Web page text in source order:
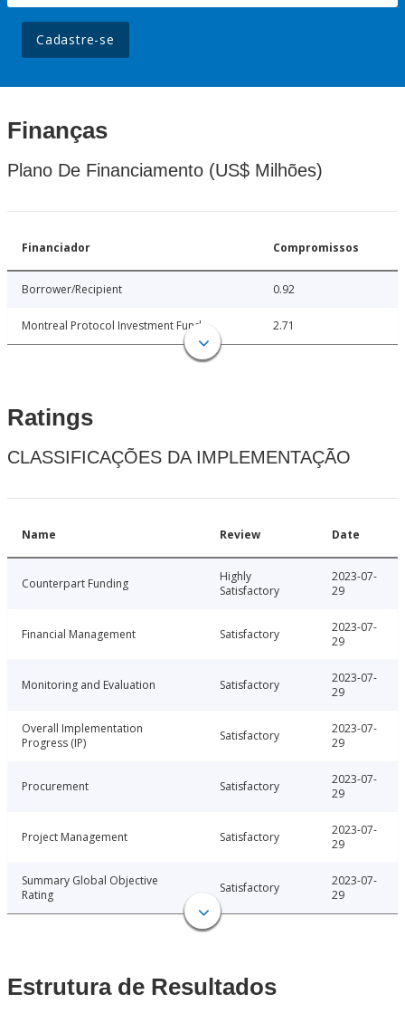
Cadastre-se
Finanças
Plano De Financiamento (US$ Milhões)
Financiador Compromissos
Borrower/Recipient 0.92
Montreal Protocol Investment Fund 2.71
Ratings
CLASSIFICAÇÕES DA IMPLEMENTAÇÃO
Name Review Date
Counterpart Funding
Highly
Satisfactory
2023-07-
29
Financial Management Satisfactory
2023-07-
29
Monitoring and Evaluation Satisfactory
2023-07-
29
Overall Implementation
Progress (IP)
Satisfactory
2023-07-
29
Procurement Satisfactory
2023-07-
29
Project Management Satisfactory
2023-07-
29
Summary Global Objective
Rating
Satisfactory
2023-07-
29
Estrutura de Resultados